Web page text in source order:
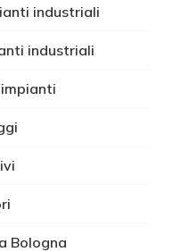
industriali
industriali
Bologna